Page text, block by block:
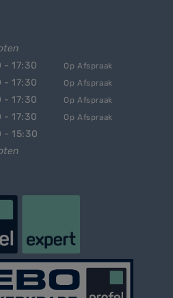
- 17:30 Op Afspraak
- 17:30 Op Afspraak
- 17:30 Op Afspraak
- 17:30 Op Afspraak
- 15:30